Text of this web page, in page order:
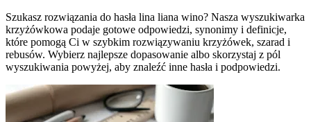
Szukasz rozwiązania do hasła lina liana wino? Nasza wyszukiwarka
krzyżówkowa podaje gotowe odpowiedzi, synonimy i definicje,
które pomogą Ci w szybkim rozwiązywaniu krzyżówek, szarad i
rebusów. Wybierz najlepsze dopasowanie albo skorzystaj z pól
wyszukiwania powyżej, aby znaleźć inne hasła i podpowiedzi.